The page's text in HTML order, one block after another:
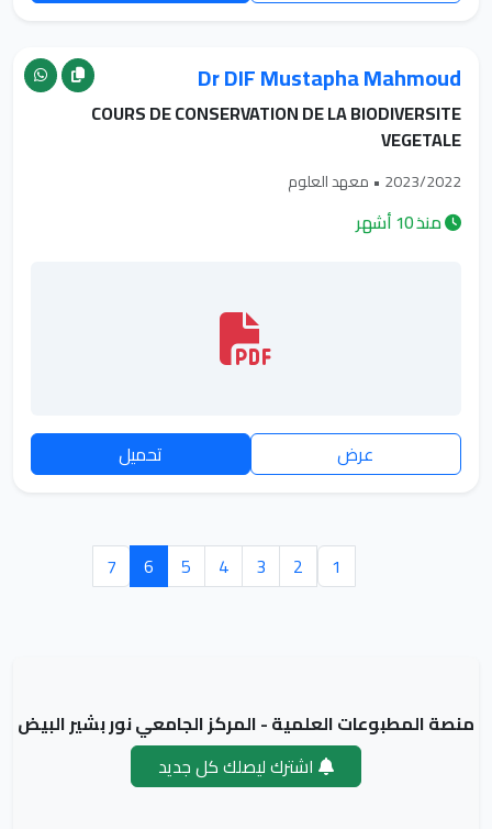
Dr DIF Mustapha Mahmoud
COURS DE CONSERVATION DE LA BIODIVERSITE
VEGETALE
2023/2022 • معهد العلوم
منذ 10 أشهر
عرض تحميل
1
2
3
4
5
6
7
منصة المطبوعات العلمية - المركز الجامعي نور بشير البيض
اشترك ليصلك كل جديد